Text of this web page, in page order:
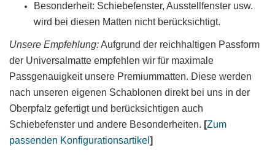
Besonderheit: Schiebefenster, Ausstellfenster usw.
wird bei diesen Matten nicht berücksichtigt.
Unsere Empfehlung:Aufgrund der reichhaltigen Passform
der Universalmatte empfehlen wir für maximale
Passgenauigkeit unsere Premiummatten. Diese werden
nach unseren eigenen Schablonen direkt bei uns in der
Oberpfalz gefertigt und berücksichtigen auch
Schiebefenster und andere Besonderheiten. [Zum
passenden Konfigurationsartikel ]